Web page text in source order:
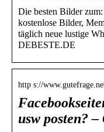
Die besten Bilder
kostenlose Bilder,
täglich neue lustige
DEBESTE.DE
http s://
usw posten?